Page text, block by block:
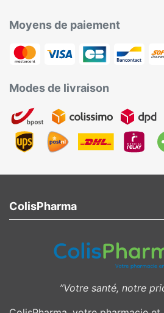
Moyens de paiement
Modes de livraison
ColisPharma
”Votre santé, notre